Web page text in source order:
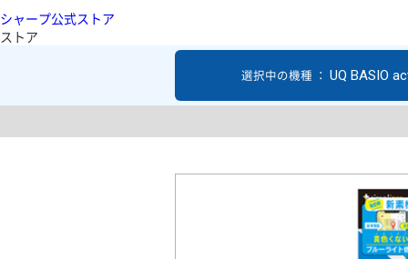
シャープ公式ストア
ストア
選択中の機種 ： UQ BASIO